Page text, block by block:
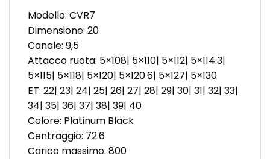
Modello: CVR7
Dimensione: 20
Canale: 9,5
Attacco ruota: 5×108| 5×110| 5×112| 5×114.3|
5×115| 5×118| 5×120| 5×120.6| 5×127| 5×130
ET: 22| 23| 24| 25| 26| 27| 28| 29| 30| 31| 32| 33|
34| 35| 36| 37| 38| 39| 40
Colore: Platinum Black
Centraggio: 72.6
Carico massimo: 800